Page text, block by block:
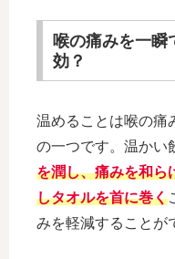
喉の痛みを一瞬
効？
温めることは喉の痛
の一つです。温かい
を潤し、痛みを和ら
しタオルを首に巻く
みを軽減することが